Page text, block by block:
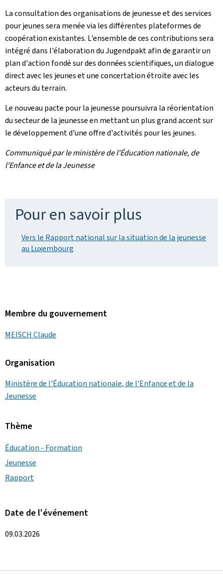
La consultation des organisations de jeunesse et des services
pour jeunes sera menée via les différentes plateformes de
coopération existantes. L'ensemble de ces contributions sera
intégré dans l'élaboration duJugendpaktafin de garantir un
plan d'action fondé sur des données scientifiques, un dialogue
direct avec les jeunes et une concertation étroite avec les
acteurs du terrain.
Le nouveau pacte pour la jeunesse poursuivra la réorientation
du secteur de la jeunesse en mettant un plus grand accent sur
le développement d'une offre d'activités pour les jeunes.
Communiqué par le ministère de l'Éducation nationale, de
l'Enfance et de la Jeunesse
Pour en savoir plus
Vers le Rapport national sur la situation de la jeunesse
au Luxembourg
Membre du gouvernement
MEISCH Claude
Organisation
Ministère de l'Éducation nationale, de l'Enfance et de la
Jeunesse
Thème
Éducation - Formation
Jeunesse
Rapport
Date de l'événement
09.03.2026